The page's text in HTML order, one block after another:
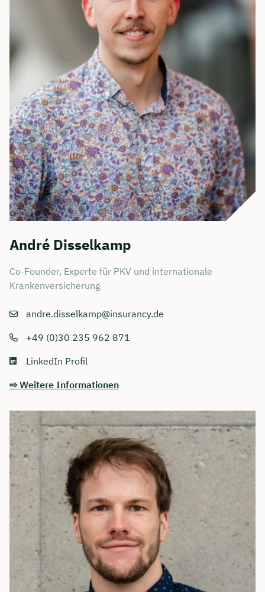
André Disselkamp
Co-Founder, Experte für PKV und internationale
Krankenversicherung
andre.disselkamp@insurancy.de
+49 (0)30 235 962 871
LinkedIn Profil
⇨ Weitere Informationen